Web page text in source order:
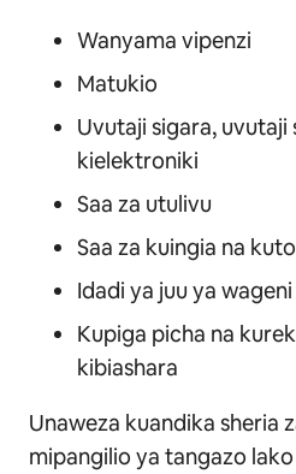
Wanyama vipenzi
Matukio
Uvutaji sigara, uvutaji
kielektroniki
Saa za utulivu
Saa za kuingia na
Idadi ya juu ya wageni
Kupiga picha na
kibiashara
Unaweza kuandika sheria
mipangilio ya tangazo